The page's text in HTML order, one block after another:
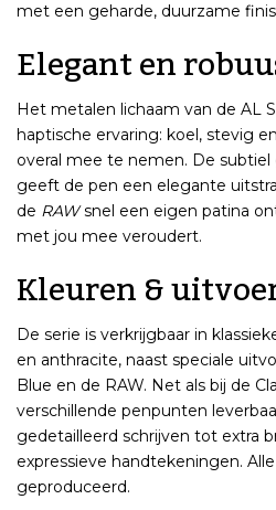
met een geharde, duurzame
Elegant en
Het metalen lichaam van de AL
haptische ervaring: koel, stevig
overal mee te nemen. De
geeft de pen een elegante
de RAWsnel een eigen patina
met jou mee veroudert.
Kleuren &
De serie is verkrijgbaar in
en anthracite, naast speciale
Blue en de RAW. Net als bij de
verschillende penpunten
gedetailleerd schrijven tot extra
expressieve handtekeningen.
geproduceerd.